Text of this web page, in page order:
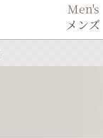
Men's
メンズ